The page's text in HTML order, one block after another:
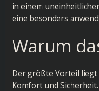
in einem
eine besonders
Warum
Der größte Vorteil
Komfort und